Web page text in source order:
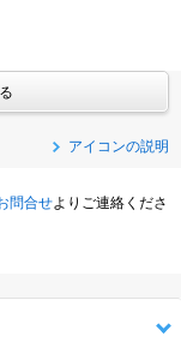
アイコンの説明
問合せよりご連絡くださ